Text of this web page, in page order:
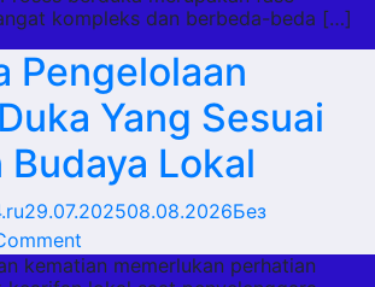
Keluarga
Kehilangan
kompleks dan berbeda-beda […]
Pengelolaan
Yang Sesuai
Lokal
29.07.202508.08.2026Без
Tata
kematian memerlukan perhatian